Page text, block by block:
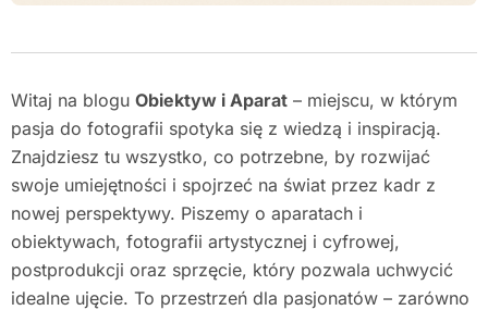
Witaj na blogu Obiektyw i Aparat– miejscu, w którym
pasja do fotografii spotyka się z wiedzą i inspiracją.
Znajdziesz tu wszystko, co potrzebne, by rozwijać
swoje umiejętności i spojrzeć na świat przez kadr z
nowej perspektywy. Piszemy o aparatach i
obiektywach, fotografii artystycznej i cyfrowej,
postprodukcji oraz sprzęcie, który pozwala uchwycić
idealne ujęcie. To przestrzeń dla pasjonatów – zarówno